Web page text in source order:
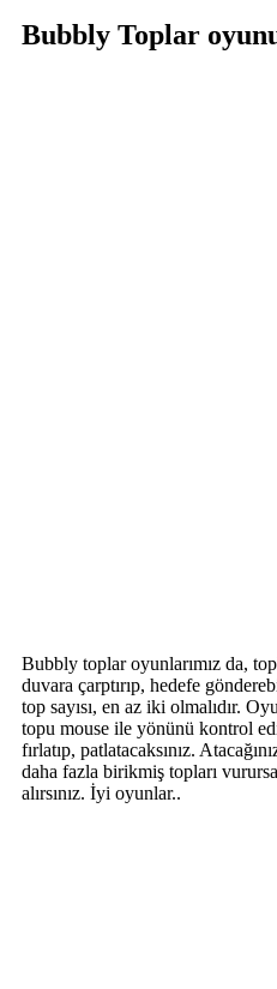
Bubbly Toplar
Bubbly toplar oyunlarımız da,
duvara çarptırıp, hedefe
top sayısı, en az iki olmalıdır.
topu mouse ile yönünü kontrol
fırlatıp, patlatacaksınız.
daha fazla birikmiş topları
alırsınız. İyi oyunlar..